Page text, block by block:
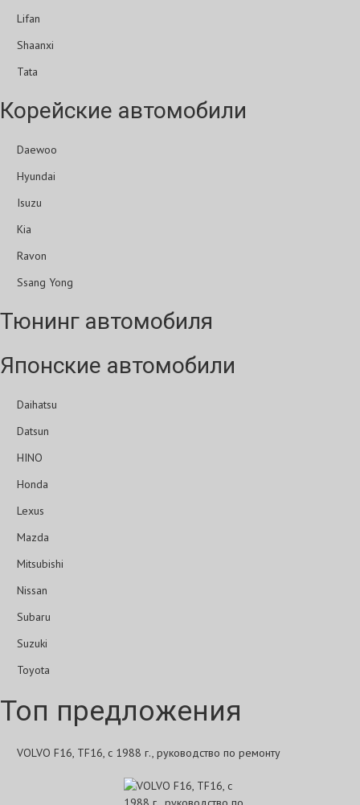
Lifan
Shaanxi
Tata
Корейские автомобили
Daewoo
Hyundai
Isuzu
Kia
Ravon
Ssang Yong
Тюнинг автомобиля
Японские автомобили
Daihatsu
Datsun
HINO
Honda
Lexus
Mazda
Mitsubishi
Nissan
Subaru
Suzuki
Toyota
Топ предложения
VOLVO F16, TF16, с 1988 г., руководство по ремонту